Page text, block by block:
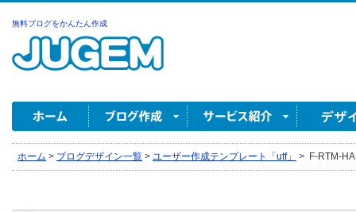
無料ブログをかんたん作成
ホーム > ブログデザイン一覧 > ユーザー作成テンプレート「utf」 > F-RTM-